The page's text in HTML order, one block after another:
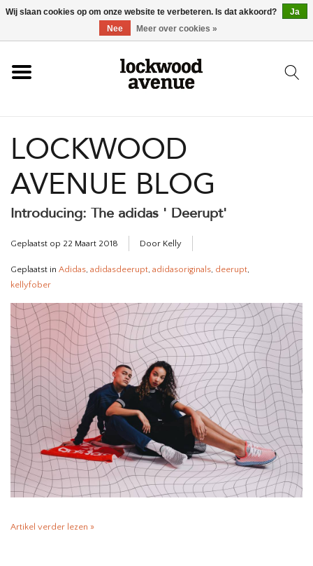
HOME
NIEUW
SCHOENEN
KLEDING
HOMEWARE
SALE
MERKEN
THE EDIT
LOCKWOOD
AVENUE BLOG
Introducing: The adidas ' Deerupt'
Geplaatst op 22 Maart 2018 Door Kelly
Geplaatst in Adidas, adidasdeerupt, adidasoriginals, deerupt,
kellyfober
Artikel verder lezen »
Wij slaan cookies op om onze website te verbeteren. Is dat akkoord?
Ja
Nee
Meer over cookies »